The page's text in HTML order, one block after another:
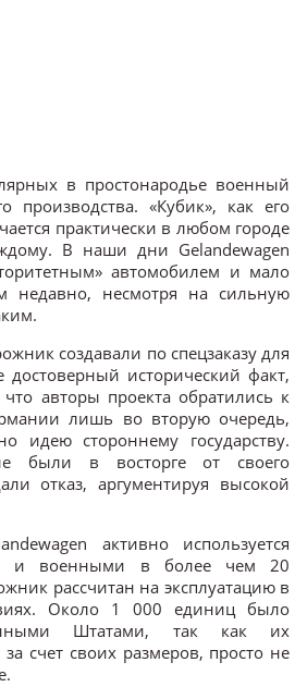
в простонародье военный
производства. «Кубик», как его
практически в любом городе
В наши дни Gelandewagen
автомобилем и мало
недавно, несмотря на сильную
создавали по спецзаказу для
исторический факт,
авторы проекта обратились к
лишь во вторую очередь,
идею стороннему государству.
были в восторге от своего
отказ, аргументируя высокой
активно используется
и военными в более чем 20
рассчитан на эксплуатацию в
Около 1 000 единиц было
Штатами, так как их
счет своих размеров, просто не